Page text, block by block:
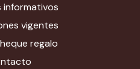
informativos
vigentes
regalo